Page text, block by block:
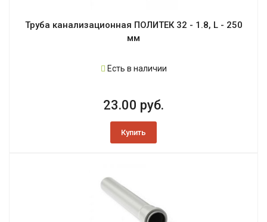
Труба канализационная ПОЛИТЕК 32 - 1.8, L - 250
мм
Есть в наличии
23.00 руб.
Купить